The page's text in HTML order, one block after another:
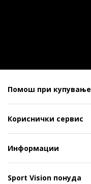
Помош при купување
Кориснички сервис
Информации
Sport Vision понуда